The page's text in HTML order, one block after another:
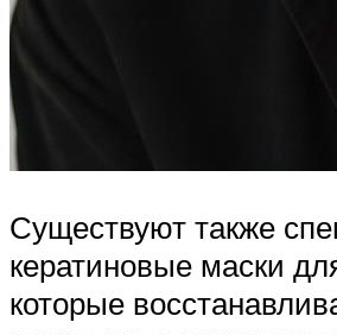
Существуют также
кератиновые маски
которые